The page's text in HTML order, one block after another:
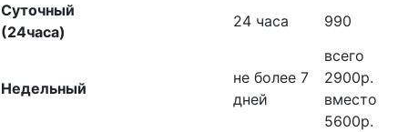
Суточный
(24часа)
24 часа 990
Недельный
не более 7
дней
всего
2900р.
вместо
5600р.